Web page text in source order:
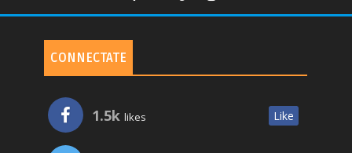
CONNECTATE
1.5k likes Like